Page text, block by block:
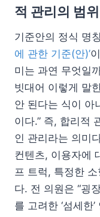
적 관리의 범
기준안의 정식 명
에 관한 기준(안)’
미는 과연 무엇일
빗대어 이렇게 말
안 된다는 식이 아
이다.” 즉, 합리적
인 관리라는 의미
컨텐츠, 이용자에
프 트럭, 특정한
다. 전 의원은 “굉
를 고려한 ‘섬세한